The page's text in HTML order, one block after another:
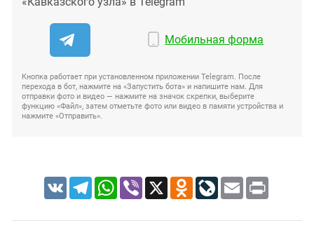
Мобильная форма
Кнопка работает при установленном приложении Telegram. После
перехода в бот, нажмите на «Запустить бота» и напишите нам. Для
отправки фото и видео — нажмите на значок скрепки, выберите
функцию «Файл», затем отметьте фото или видео в памяти устройства и
нажмите «Отправить».
VK TelegramWhatsApp
Viber X Odnoklassniki
LiveJournal
Email Print